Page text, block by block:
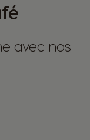
avec nos